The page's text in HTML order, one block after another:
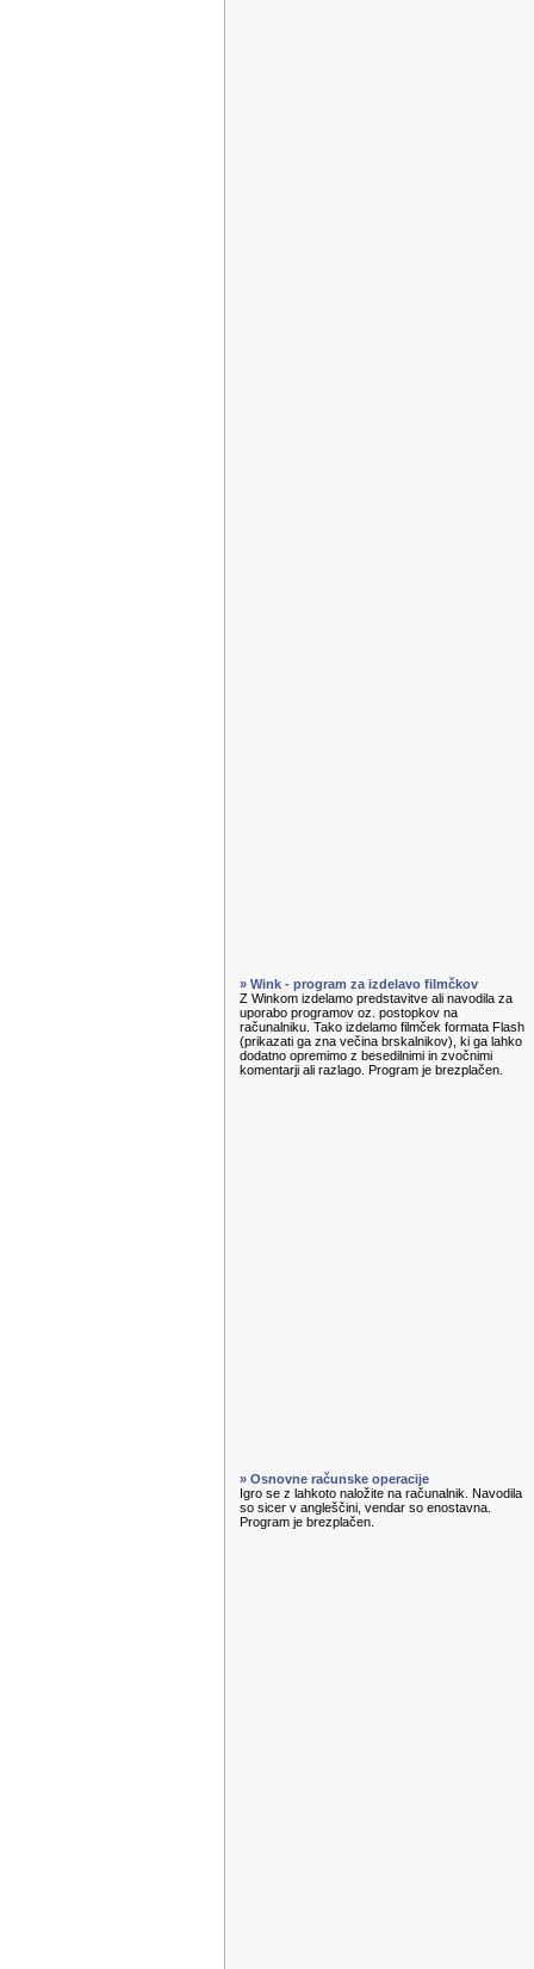
» Wink - program za izdelavo filmčkov
Z Winkom izdelamo predstavitve ali navodila za
uporabo programov oz. postopkov na
računalniku. Tako izdelamo filmček formata Flash
(prikazati ga zna večina brskalnikov), ki ga lahko
dodatno opremimo z besedilnimi in zvočnimi
komentarji ali razlago. Program je brezplačen.
» Osnovne računske operacije
Igro se z lahkoto naložite na računalnik. Navodila
so sicer v angleščini, vendar so enostavna.
Program je brezplačen.